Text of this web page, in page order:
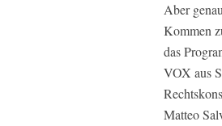
Aber
Kommen
das
VOX aus
Matteo